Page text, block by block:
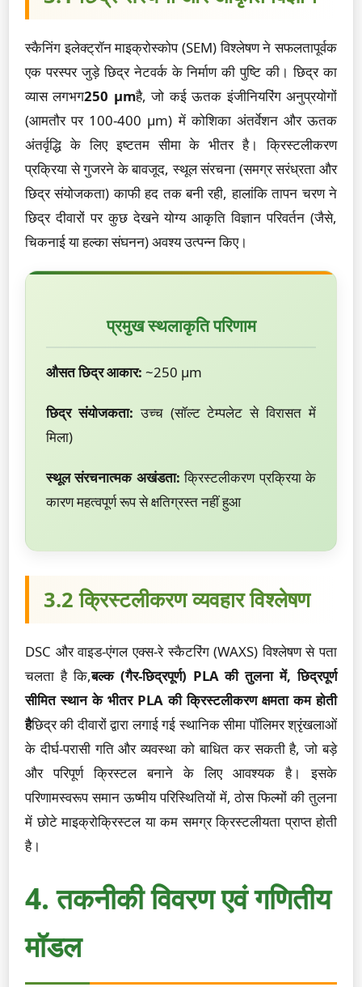
स्कैनिंग इलेक्ट्रॉन माइक्रोस्कोप (SEM) विश्लेषण ने सफलतापूर्वक
एक परस्पर जुड़े छिद्र नेटवर्क के निर्माण की पुष्टि की। छिद्र का
व्यास लगभग250 µmहै, जो कई ऊतक इंजीनियरिंग अनुप्रयोगों
(आमतौर पर 100-400 µm) में कोशिका अंतर्वेशन और ऊतक
अंतर्वृद्धि के लिए इष्टतम सीमा के भीतर है। क्रिस्टलीकरण
प्रक्रिया से गुजरने के बावजूद, स्थूल संरचना (समग्र सरंध्रता और
छिद्र संयोजकता) काफी हद तक बनी रही, हालांकि तापन चरण ने
छिद्र दीवारों पर कुछ देखने योग्य आकृति विज्ञान परिवर्तन (जैसे,
चिकनाई या हल्का संघनन) अवश्य उत्पन्न किए।
प्रमुख स्थलाकृति परिणाम
औसत छिद्र आकार: ~250 µm
छिद्र संयोजकता: उच्च (सॉल्ट टेम्पलेट से विरासत में
मिला)
स्थूल संरचनात्मक अखंडता: क्रिस्टलीकरण प्रक्रिया के
कारण महत्वपूर्ण रूप से क्षतिग्रस्त नहीं हुआ
3.2 क्रिस्टलीकरण व्यवहार विश्लेषण
DSC और वाइड-एंगल एक्स-रे स्कैटरिंग (WAXS) विश्लेषण से पता
चलता है कि,बल्क (गैर-छिद्रपूर्ण) PLA की तुलना में, छिद्रपूर्ण
सीमित स्थान के भीतर PLA की क्रिस्टलीकरण क्षमता कम होती
हैछिद्र की दीवारों द्वारा लगाई गई स्थानिक सीमा पॉलिमर श्रृंखलाओं
के दीर्घ-परासी गति और व्यवस्था को बाधित कर सकती है, जो बड़े
और परिपूर्ण क्रिस्टल बनाने के लिए आवश्यक है। इसके
परिणामस्वरूप समान ऊष्मीय परिस्थितियों में, ठोस फिल्मों की तुलना
में छोटे माइक्रोक्रिस्टल या कम समग्र क्रिस्टलीयता प्राप्त होती
है।
4. तकनीकी विवरण एवं गणितीय
मॉडल